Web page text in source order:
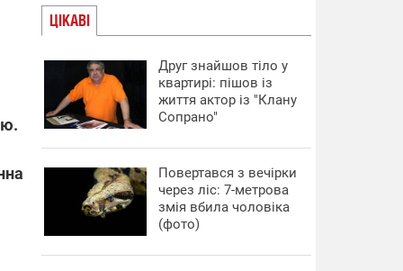
ЦІКАВІ
Друг знайшов тіло у
квартирі: пішов із
життя актор із "Клану
Сопрано"
Повертався з вечірки
через ліс: 7-метрова
змія вбила чоловіка
(фото)